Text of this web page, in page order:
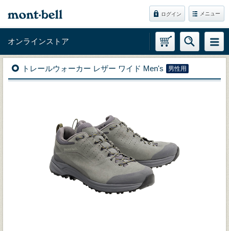
ログイン メニュー
オンラインストア
トレールウォーカー レザー ワイド Men's 男性用